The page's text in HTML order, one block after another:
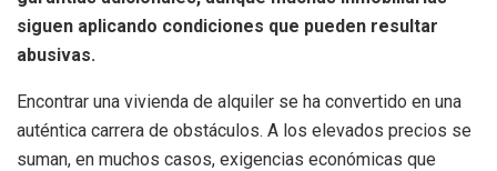
siguen aplicando condiciones que pueden resultar
abusivas.
Encontrar una vivienda de alquiler se ha convertido en una
auténtica carrera de obstáculos. A los elevados precios se
suman, en muchos casos, exigencias económicas que